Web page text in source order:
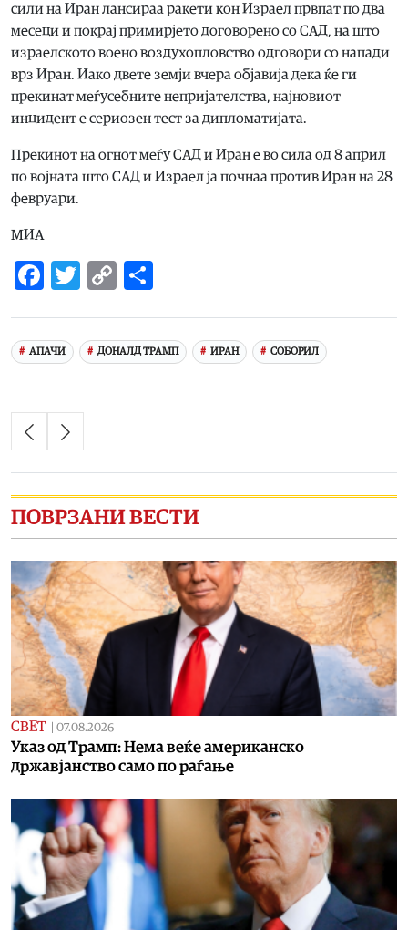
сили на Иран лансираа ракети кон Израел првпат по два
месеци и покрај примирјето договорено со САД, на што
израелското воено воздухопловство одговори со напади
врз Иран. Иако двете земји вчера објавија дека ќе ги
прекинат меѓусебните непријателства, најновиот
инцидент е сериозен тест за дипломатијата.
Прекинот на огнот меѓу САД и Иран е во сила од 8 април
по војната што САД и Израел ја почнаа против Иран на 28
февруари.
МИА
Facebook
Twitter
Copy
АПАЧИ ДОНАЛД ТРАМП ИРАН СОБОРИЛ
ПОВРЗАНИ ВЕСТИ
СВЕТ 07.08.2026
Указ од Трамп: Нема веќе американско
државјанство само по раѓање